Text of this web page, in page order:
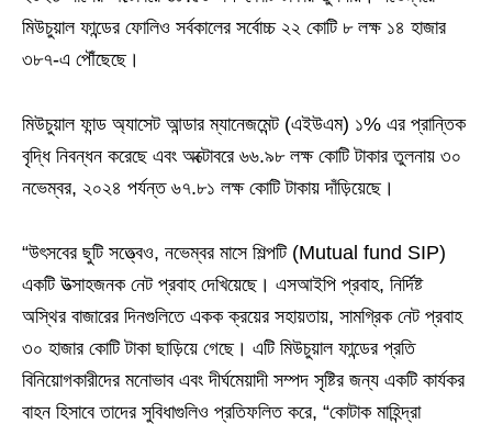
মিউচুয়াল ফান্ডের ফোলিও সর্বকালের সর্বোচ্চ ২২ কোটি ৮ লক্ষ ১৪ হাজার
৩৮৭-এ পৌঁছেছে।
মিউচুয়াল ফান্ড অ্যাসেট আন্ডার ম্যানেজমেন্ট (এইউএম) ১% এর প্রান্তিক
বৃদ্ধি নিবন্ধন করেছে এবং অক্টোবরে ৬৬.৯৮ লক্ষ কোটি টাকার তুলনায় ৩০
নভেম্বর, ২০২৪ পর্যন্ত ৬৭.৮১ লক্ষ কোটি টাকায় দাঁড়িয়েছে।
“উৎসবের ছুটি সত্ত্বেও, নভেম্বর মাসে শিল্পটি (Mutual fund SIP)
একটি উত্সাহজনক নেট প্রবাহ দেখিয়েছে। এসআইপি প্রবাহ, নির্দিষ্ট
অস্থির বাজারের দিনগুলিতে একক ক্রয়ের সহায়তায়, সামগ্রিক নেট প্রবাহ
৩০ হাজার কোটি টাকা ছাড়িয়ে গেছে। এটি মিউচুয়াল ফান্ডের প্রতি
বিনিয়োগকারীদের মনোভাব এবং দীর্ঘমেয়াদী সম্পদ সৃষ্টির জন্য একটি কার্যকর
বাহন হিসাবে তাদের সুবিধাগুলিও প্রতিফলিত করে, “কোটাক মাহিন্দ্রা